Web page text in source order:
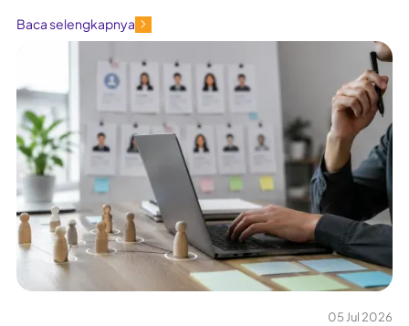
Baca selengkapnya
05 Jul 2026